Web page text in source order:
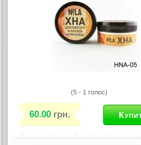
(5 - 1 голос)
60.00 грн.
Хна для бровей и био тату